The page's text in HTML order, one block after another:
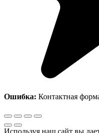
Ошибка: Контактная
Используя наш сайт вы